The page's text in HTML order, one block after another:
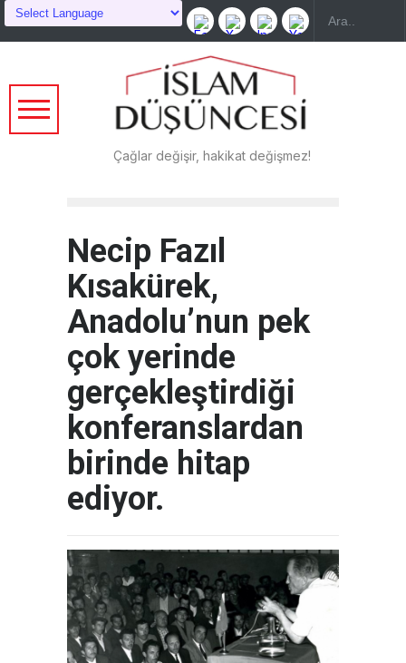
Çağlar değişir, hakikat değişmez!
Necip Fazıl
Kısakürek,
Anadolu’nun pek
çok yerinde
gerçekleştirdiği
konferanslardan
birinde hitap
ediyor.